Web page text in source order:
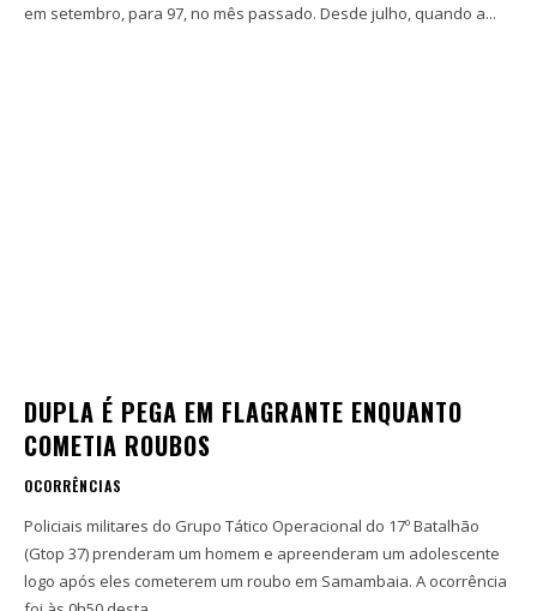
em setembro, para 97, no mês passado. Desde julho, quando a...
DUPLA É PEGA EM FLAGRANTE ENQUANTO
COMETIA ROUBOS
OCORRÊNCIAS
Policiais militares do Grupo Tático Operacional do 17º Batalhão
(Gtop 37) prenderam um homem e apreenderam um adolescente
logo após eles cometerem um roubo em Samambaia. A ocorrência